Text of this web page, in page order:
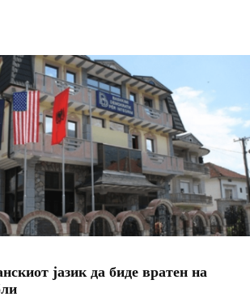
јазик да биде вратен на